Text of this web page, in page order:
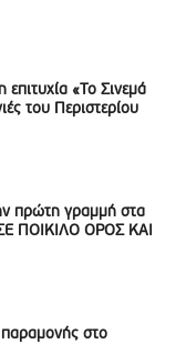
«Το Σινεμά
του Περιστερίου
πρώτη γραμμή στα
ΠΟΙΚΙΛΟ ΟΡΟΣ ΚΑΙ
στο